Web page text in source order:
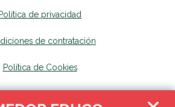
Política de privacidad
de contratación
Política de Cookies